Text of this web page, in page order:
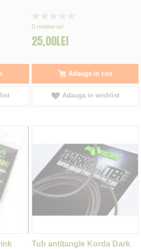
0%
0 review-uri
25,00LEI
Adauga in cos
Adauga in wishlist
Tub antitangle Korda Dark